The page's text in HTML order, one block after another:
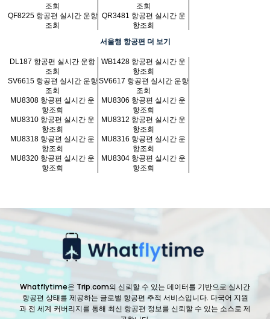
조회
조회
QF8225 항공편 실시간 운항
조회
QR3481 항공편 실시간 운
항조회
서울행 항공편 더 보기
DL187 항공편 실시간 운항
조회
WB1428 항공편 실시간 운
항조회
SV6615 항공편 실시간 운항
조회
SV6617 항공편 실시간 운항
조회
MU8308 항공편 실시간 운
항조회
MU8306 항공편 실시간 운
항조회
MU8310 항공편 실시간 운
항조회
MU8312 항공편 실시간 운
항조회
MU8318 항공편 실시간 운
항조회
MU8316 항공편 실시간 운
항조회
MU8320 항공편 실시간 운
항조회
MU8304 항공편 실시간 운
항조회
Whatflytime은 Trip.com의 신뢰할 수 있는 데이터를 기반으로 실시간
항공편 상태를 제공하는 글로벌 항공편 추적 서비스입니다. 다국어 지원
과 전 세계 커버리지를 통해 최신 항공편 정보를 신뢰할 수 있는 소스로 제